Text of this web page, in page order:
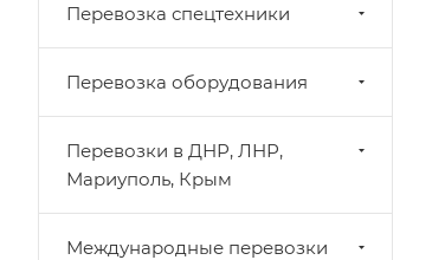
Перевозка спецтехники
Перевозка оборудования
Перевозки в ДНР, ЛНР,
Мариуполь, Крым
Международные перевозки